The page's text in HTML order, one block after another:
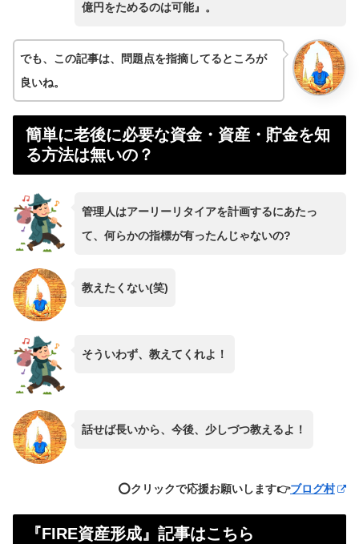
億円をためるのは可能』。
でも、この記事は、問題点を指摘してるところが
良いね。
簡単に老後に必要な資金・資産・貯金を知
る方法は無いの？
管理人はアーリーリタイアを計画するにあたっ
て、何らかの指標が有ったんじゃないの?
教えたくない(笑)
そういわず、教えてくれよ！
話せば長いから、今後、少しづつ教えるよ！
⭕️クリックで応援お願いします👉ブログ村
『FIRE資産形成』記事はこちら